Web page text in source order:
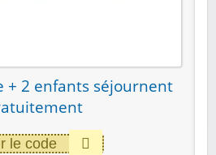
+ 2 enfants séjournent
le code